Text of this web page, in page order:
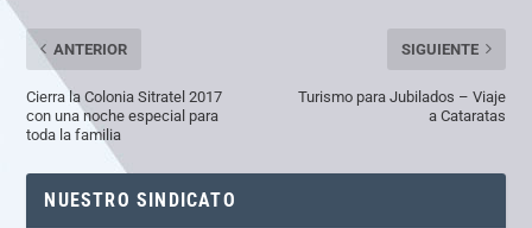
ANTERIOR
Cierra la Colonia Sitratel 2017
con una noche especial para
toda la familia
SIGUIENTE
Turismo para Jubilados – Viaje
a Cataratas
NUESTRO SINDICATO